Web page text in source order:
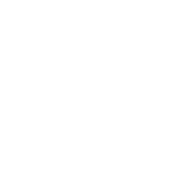
Cervantes, que
Bienestar
renuncia como